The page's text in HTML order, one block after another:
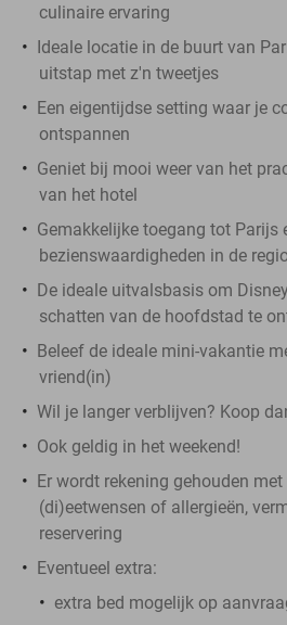
culinaire ervaring
Ideale locatie in de buurt van
uitstap met z'n tweetjes
Een eigentijdse setting waar je
ontspannen
Geniet bij mooi weer van het
van het hotel
Gemakkelijke toegang tot Parijs
bezienswaardigheden in de
De ideale uitvalsbasis om
schatten van de hoofdstad te
Beleef de ideale mini-vakantie
vriend(in)
Wil je langer verblijven? Koop
Ook geldig in het weekend!
Er wordt rekening gehouden met
(di)eetwensen of allergieën,
reservering
Eventueel extra:
extra bed mogelijk op